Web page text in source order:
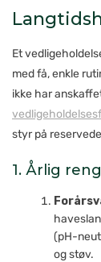
Et
med få, enkle
ikke har
styr på
1. Årlig
(pH-
og støv.